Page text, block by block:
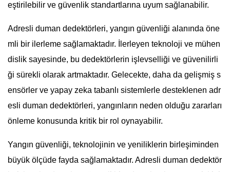
eştirilebilir ve güvenlik standartlarına uyum sağlanabilir.
Adresli duman dedektörleri, yangın güvenliği alanında öne
mli bir ilerleme sağlamaktadır. İlerleyen teknoloji ve mühen
dislik sayesinde, bu dedektörlerin işlevselliği ve güvenilirli
ği sürekli olarak artmaktadır. Gelecekte, daha da gelişmiş s
ensörler ve yapay zeka tabanlı sistemlerle desteklenen adr
esli duman dedektörleri, yangınların neden olduğu zararları
önleme konusunda kritik bir rol oynayabilir.
Yangın güvenliği, teknolojinin ve yeniliklerin birleşiminden
büyük ölçüde fayda sağlamaktadır. Adresli duman dedektör